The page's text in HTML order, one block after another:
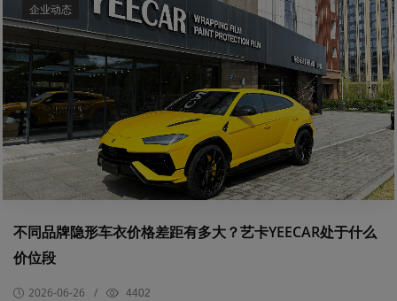
企业动态
不同品牌隐形车衣价格差距有多大？艺卡YEECAR处于什么
价位段
2026-06-26 / 4402